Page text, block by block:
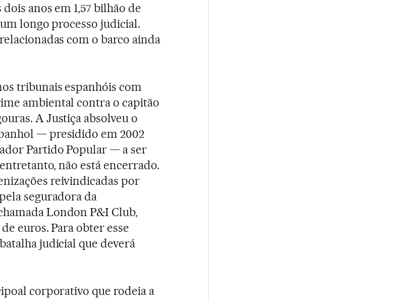
anos em 1,57 bilhão de
longo processo judicial.
com o barco ainda
tribunais espanhóis com
ambiental contra o capitão
A Justiça absolveu o
— presidido em 2002
Partido Popular — a ser
não está encerrado.
reivindicadas por
seguradora da
London P&I Club,
euros. Para obter esse
judicial que deverá
corporativo que rodeia a